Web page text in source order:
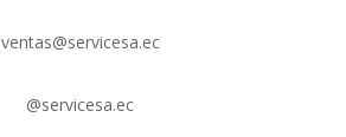
ventas@servicesa.ec
@servicesa.ec